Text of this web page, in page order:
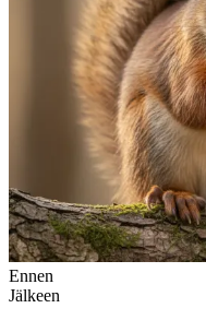
Ennen
Jälkeen